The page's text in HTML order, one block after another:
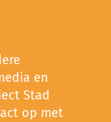
en
Stad
op met